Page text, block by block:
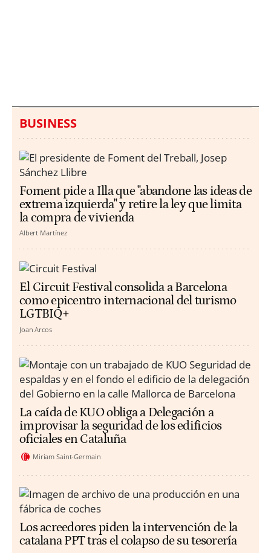
BUSINESS
Foment pide a Illa que "abandone las ideas de
extrema izquierda" y retire la ley que limita
la compra de vivienda
Albert Martínez
El Circuit Festival consolida a Barcelona
como epicentro internacional del turismo
LGTBIQ+
Joan Arcos
La caída de KUO obliga a Delegación a
improvisar la seguridad de los edificios
oficiales en Cataluña
Miriam Saint-Germain
Los acreedores piden la intervención de la
catalana PPT tras el colapso de su tesorería